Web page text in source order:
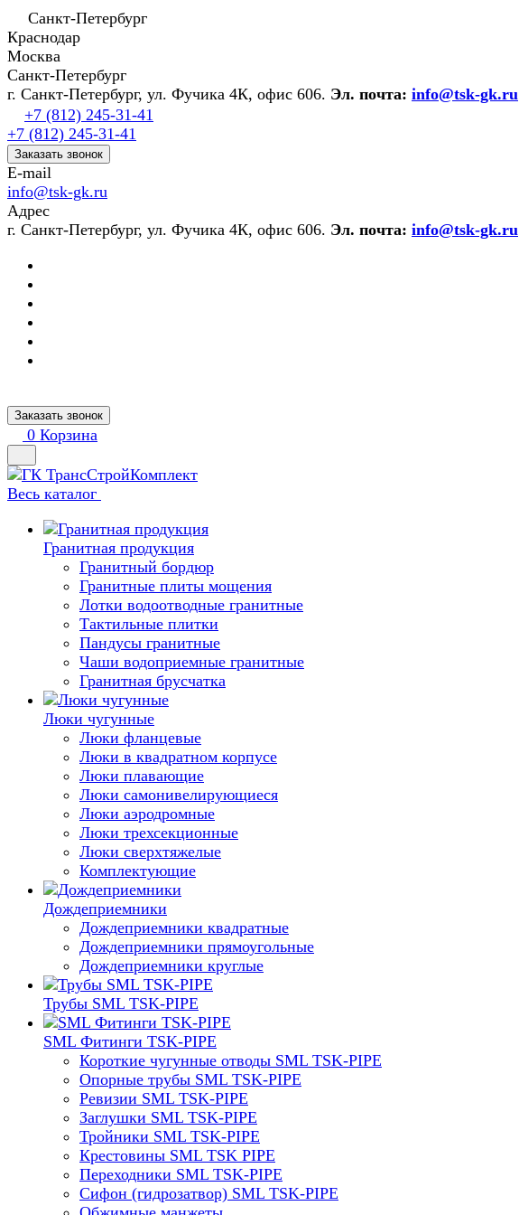
Санкт-Петербург
Краснодар
Москва
Санкт-Петербург
г. Санкт-Петербург, ул. Фучика 4К, офис 606. Эл. почта: info@tsk-gk.ru
+7 (812) 245-31-41
+7 (812) 245-31-41
Заказать звонок
E-mail
info@tsk-gk.ru
Адрес
г. Санкт-Петербург, ул. Фучика 4К, офис 606. Эл. почта: info@tsk-gk.ru
Заказать звонок
0 Корзина
Весь каталог
Гранитная продукция
Гранитный бордюр
Гранитные плиты мощения
Лотки водоотводные гранитные
Тактильные плитки
Пандусы гранитные
Чаши водоприемные гранитные
Гранитная брусчатка
Люки чугунные
Люки фланцевые
Люки в квадратном корпусе
Люки плавающие
Люки самонивелирующиеся
Люки аэродромные
Люки трехсекционные
Люки сверхтяжелые
Комплектующие
Дождеприемники
Дождеприемники квадратные
Дождеприемники прямоугольные
Дождеприемники круглые
Трубы SML TSK-PIPE
SML Фитинги TSK-PIPE
Короткие чугунные отводы SML TSK-PIPE
Опорные трубы SML TSK-PIPE
Ревизии SML TSK-PIPE
Заглушки SML TSK-PIPE
Тройники SML TSK-PIPE
Крестовины SML TSK PIPE
Переходники SML TSK-PIPE
Сифон (гидрозатвор) SML TSK-PIPE